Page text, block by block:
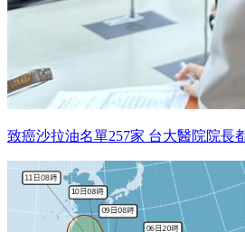
致癌沙拉油名單257家 台大醫院院長